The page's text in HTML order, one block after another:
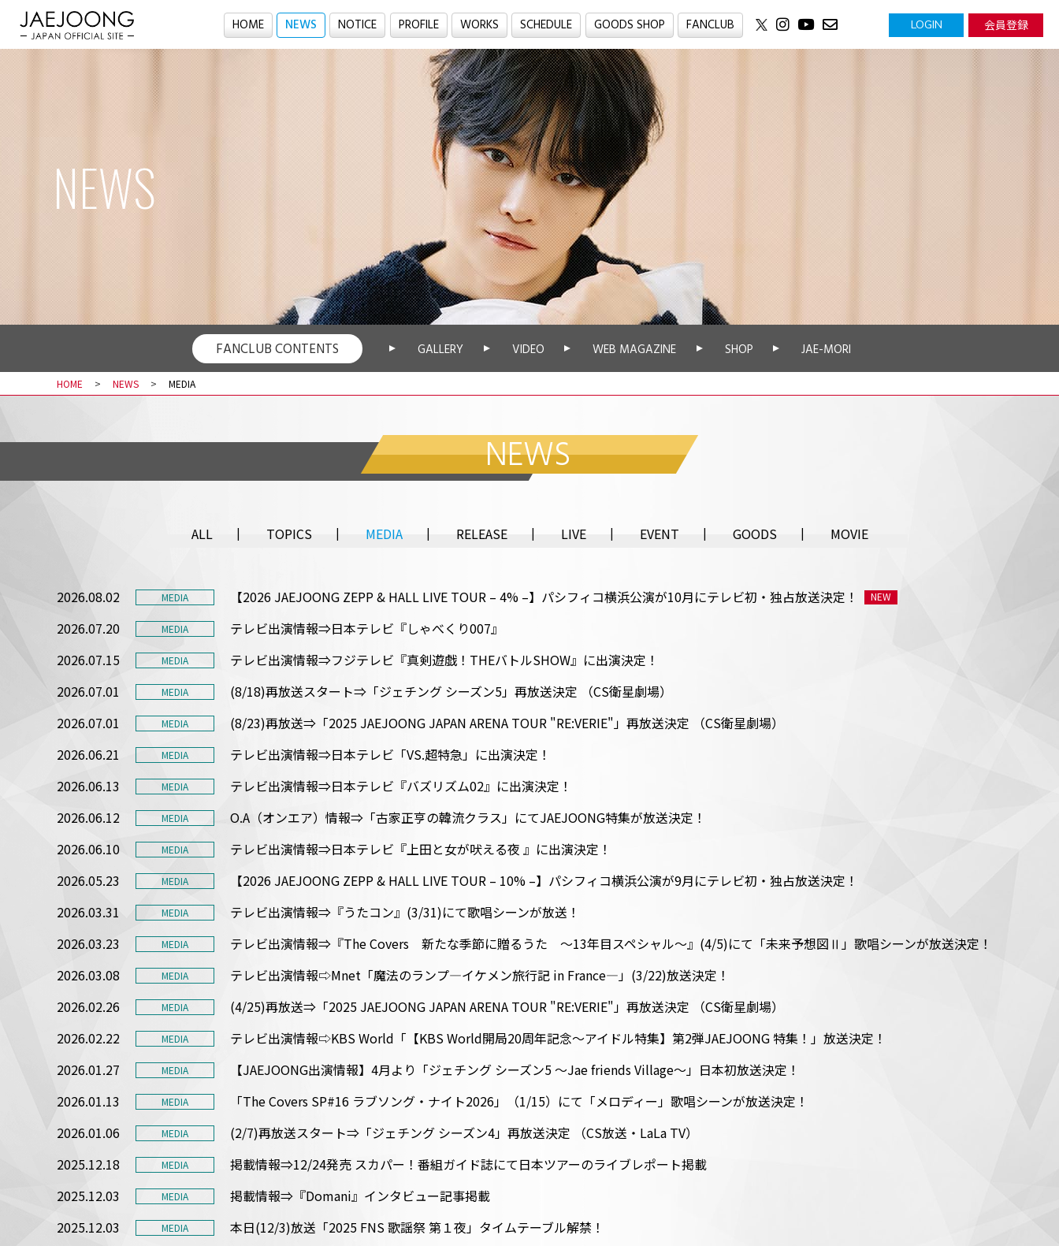
HOME NEWS NOTICE PROFILE WORKS SCHEDULE GOODS SHOP FANCLUB LOGIN 会員登録
NEWS
FANCLUB CONTENTS GALLERY VIDEO WEB MAGAZINE SHOP JAE-MORI
HOME NEWS MEDIA
NEWS
ALL TOPICS MEDIA RELEASE LIVE EVENT GOODS MOVIE
2026.08.02 MEDIA 【2026 JAEJOONG ZEPP & HALL LIVE TOUR – 4% –】パシフィコ横浜公演が10月にテレビ初・独占放送決定！ NEW
2026.07.20 MEDIA
テレビ出演情報⇒日本テレビ『しゃべくり007』
2026.07.15
MEDIA
テレビ出演情報⇒フジテレビ『真剣遊戯！THEバトルSHOW』に出演決定！
2026.07.01
MEDIA
(8/18)再放送スタート⇒「ジェチング シーズン5」再放送決定 （CS衛星劇場）
2026.07.01
MEDIA
(8/23)再放送⇒「2025 JAEJOONG JAPAN ARENA TOUR "RE:VERIE"」再放送決定 （CS衛星劇場）
2026.06.21
MEDIA
テレビ出演情報⇒日本テレビ「VS.超特急」に出演決定！
2026.06.13
MEDIA
テレビ出演情報⇒日本テレビ『バズリズム02』に出演決定！
2026.06.12
MEDIA
O.A（オンエア）情報⇒「古家正亨の韓流クラス」にてJAEJOONG特集が放送決定！
2026.06.10
MEDIA
テレビ出演情報⇒日本テレビ『上田と女が吠える夜 』に出演決定！
2026.05.23
MEDIA
【2026 JAEJOONG ZEPP & HALL LIVE TOUR – 10% –】パシフィコ横浜公演が9月にテレビ初・独占放送決定！
2026.03.31
MEDIA
テレビ出演情報⇒『うたコン』(3/31)にて歌唱シーンが放送！
2026.03.23
MEDIA
テレビ出演情報⇒『The Covers 新たな季節に贈るうた 〜13年目スペシャル〜』(4/5)にて「未来予想図Ⅱ」歌唱シーンが放送決定！
2026.03.08
MEDIA
テレビ出演情報⇨Mnet「魔法のランプ―イケメン旅行記 in France―」(3/22)放送決定！
2026.02.26
MEDIA
(4/25)再放送⇒「2025 JAEJOONG JAPAN ARENA TOUR "RE:VERIE"」再放送決定 （CS衛星劇場）
2026.02.22
MEDIA
テレビ出演情報⇨KBS World「【KBS World開局20周年記念～アイドル特集】第2弾JAEJOONG 特集！」放送決定！
2026.01.27
MEDIA
【JAEJOONG出演情報】4月より「ジェチング シーズン5 ～Jae friends Village～」日本初放送決定！
2026.01.13
MEDIA
「The Covers SP#16 ラブソング・ナイト2026」（1/15）にて「メロディー」歌唱シーンが放送決定！
2026.01.06
MEDIA
(2/7)再放送スタート⇒「ジェチング シーズン4」再放送決定 （CS放送・LaLa TV）
2025.12.18
MEDIA
掲載情報⇒12/24発売 スカパー！番組ガイド誌にて日本ツアーのライブレポート掲載
2025.12.03
MEDIA
掲載情報⇒『Domani』インタビュー記事掲載
2025.12.03
MEDIA
本日(12/3)放送「2025 FNS 歌謡祭 第１夜」タイムテーブル解禁！